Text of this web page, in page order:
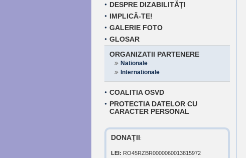
DESPRE DIZABILITĂŢI
IMPLICĂ-TE!
GALERIE FOTO
GLOSAR
ORGANIZATII PARTENERE
Nationale
Internationale
COALITIA OSVD
PROTECTIA DATELOR CU
CARACTER PERSONAL
DONAŢII:
LEI: RO45RZBR0000060013815972